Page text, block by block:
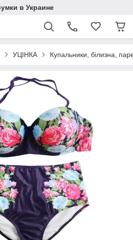
в Украине
УЦІНКА Купальники, білизна,